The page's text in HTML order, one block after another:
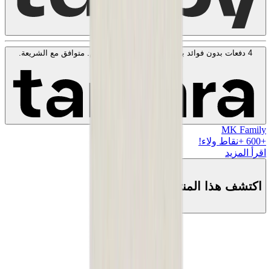
4 دفعات بدون فوائد بقيمة
. بدون رسوم. متوافق مع الشريعة.
MK Family
+
600 +نقاط ولاء!
اقرأ المزيد
اكتشف هذا المنتج